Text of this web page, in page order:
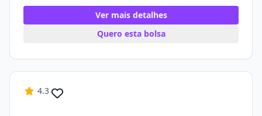
Ver mais detalhes
Quero esta bolsa
4.3